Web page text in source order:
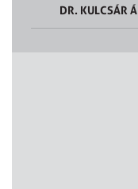
DR. KULCSÁR